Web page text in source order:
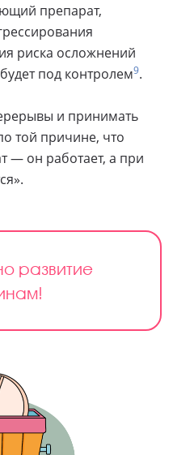
препарат,
риска осложнений
под контролем9.
и принимать
той причине, что
— он работает, а при
развитие